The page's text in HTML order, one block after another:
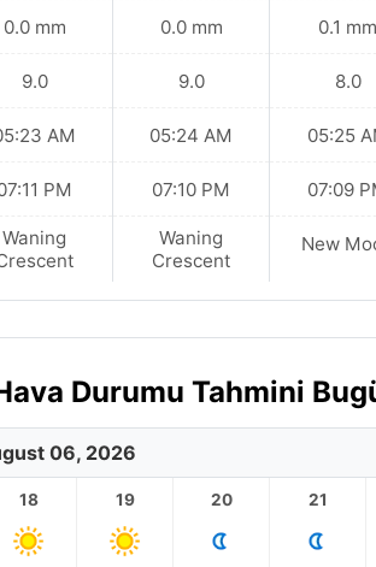
0.0 mm
9.0
AM
PM
Waning
0.0 mm
9.0
05:24 AM
07:10 PM
Waning
Crescent
0.1 mm
8.0
05:25
07:09
New
Durumu Tahmini
06, 2026
18 19 20 21